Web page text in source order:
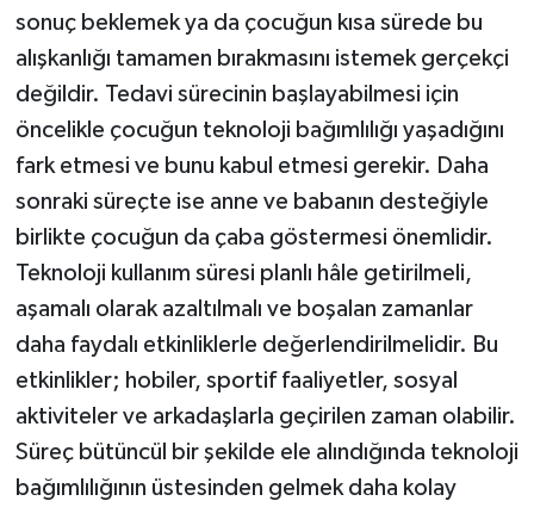
sonuç beklemek ya da çocuğun kısa sürede bu
alışkanlığı tamamen bırakmasını istemek gerçekçi
değildir. Tedavi sürecinin başlayabilmesi için
öncelikle çocuğun teknoloji bağımlılığı yaşadığını
fark etmesi ve bunu kabul etmesi gerekir. Daha
sonraki süreçte ise anne ve babanın desteğiyle
birlikte çocuğun da çaba göstermesi önemlidir.
Teknoloji kullanım süresi planlı hâle getirilmeli,
aşamalı olarak azaltılmalı ve boşalan zamanlar
daha faydalı etkinliklerle değerlendirilmelidir. Bu
etkinlikler; hobiler, sportif faaliyetler, sosyal
aktiviteler ve arkadaşlarla geçirilen zaman olabilir.
Süreç bütüncül bir şekilde ele alındığında teknoloji
bağımlılığının üstesinden gelmek daha kolay